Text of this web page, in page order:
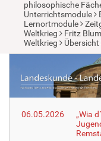
o
u
a
r
e
h
e
:
philosophische
Unterrichtsmodule
Lernortmodule
Weltkrieg
Fritz
Weltkrieg
Übersicht
06.05.2026
„Wia